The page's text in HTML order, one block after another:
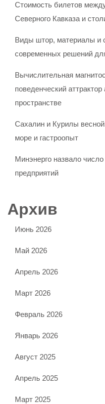
Стоимость билетов
Северного Кавказа и
Виды штор, материалы и
современных решений
Вычислительная
поведенческий
пространстве
Сахалин и Курилы
море и гастроопыт
Минэнерго назвало
предприятий
Архив
Июнь 2026
Май 2026
Апрель 2026
Март 2026
Февраль 2026
Январь 2026
Август 2025
Апрель 2025
Март 2025